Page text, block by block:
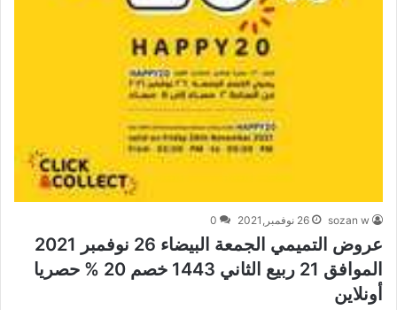
sozan w 26 نوفمبر,2021 0
عروض التميمي الجمعة البيضاء 26 نوفمبر 2021
الموافق 21 ربيع الثاني 1443 خصم 20 % حصريا
أونلاين